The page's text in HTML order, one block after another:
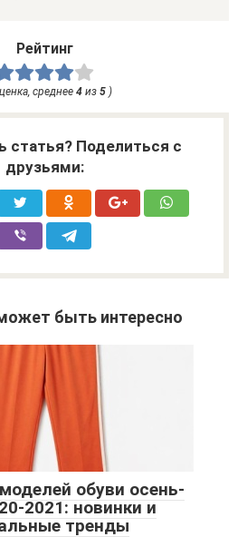
Рейтинг
среднее 4из 5)
статья? Поделиться с
друзьями:
быть интересно
обуви осень-
2021: новинки и
тренды